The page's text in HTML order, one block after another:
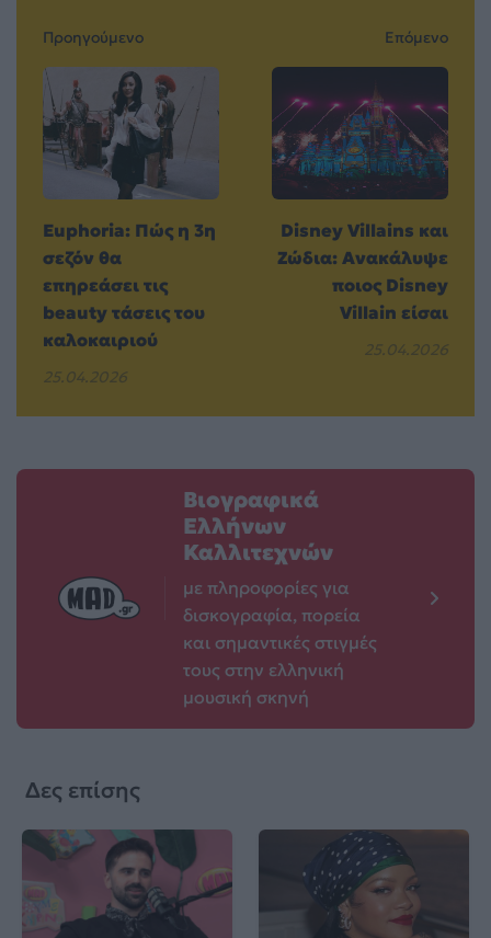
Προηγούμενο
Euphoria: Πώς η 3η
σεζόν θα
επηρεάσει τις
beauty τάσεις του
καλοκαιριού
25.04.2026
Επόμενο
Disney Villains και
Ζώδια: Ανακάλυψε
ποιος Disney
Villain είσαι
25.04.2026
Βιογραφικά
Ελλήνων
Καλλιτεχνών
με πληροφορίες για
δισκογραφία, πορεία
και σημαντικές στιγμές
τους στην ελληνική
μουσική σκηνή
Δες επίσης